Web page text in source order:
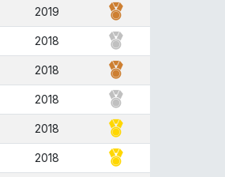
2019
2018
2018
2018
2018
2018